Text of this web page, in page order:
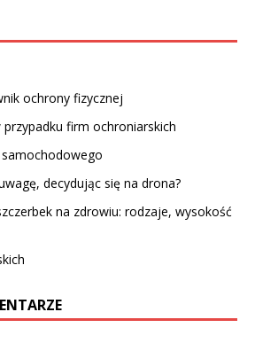
ochrony fizycznej
firm ochroniarskich
decydując się na drona?
na zdrowiu: rodzaje, wysokość